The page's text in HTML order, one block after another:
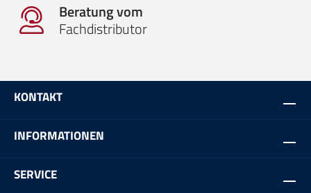
Beratung vom
Fachdistributor
KONTAKT
INFORMATIONEN
SERVICE